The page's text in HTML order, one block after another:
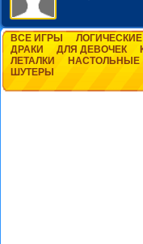
ВСЕ ИГРЫ ЛОГИЧЕСКИЕ
ДРАКИ
ДЛЯ ДЕВОЧЕК
ЛЕТАЛКИ
НАСТОЛЬНЫЕ
ШУТЕРЫ